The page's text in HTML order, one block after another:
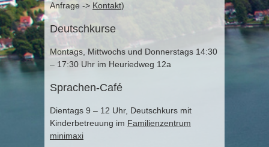
Anfrage -> Kontakt)
Deutschkurse
Montags, Mittwochs und Donnerstags 14:30
– 17:30 Uhr im Heuriedweg 12a
Sprachen-Café
Dientags 9 – 12 Uhr, Deutschkurs mit
Kinderbetreuung im Familienzentrum
minimaxi